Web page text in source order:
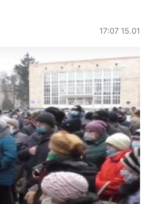
17:07 15.01